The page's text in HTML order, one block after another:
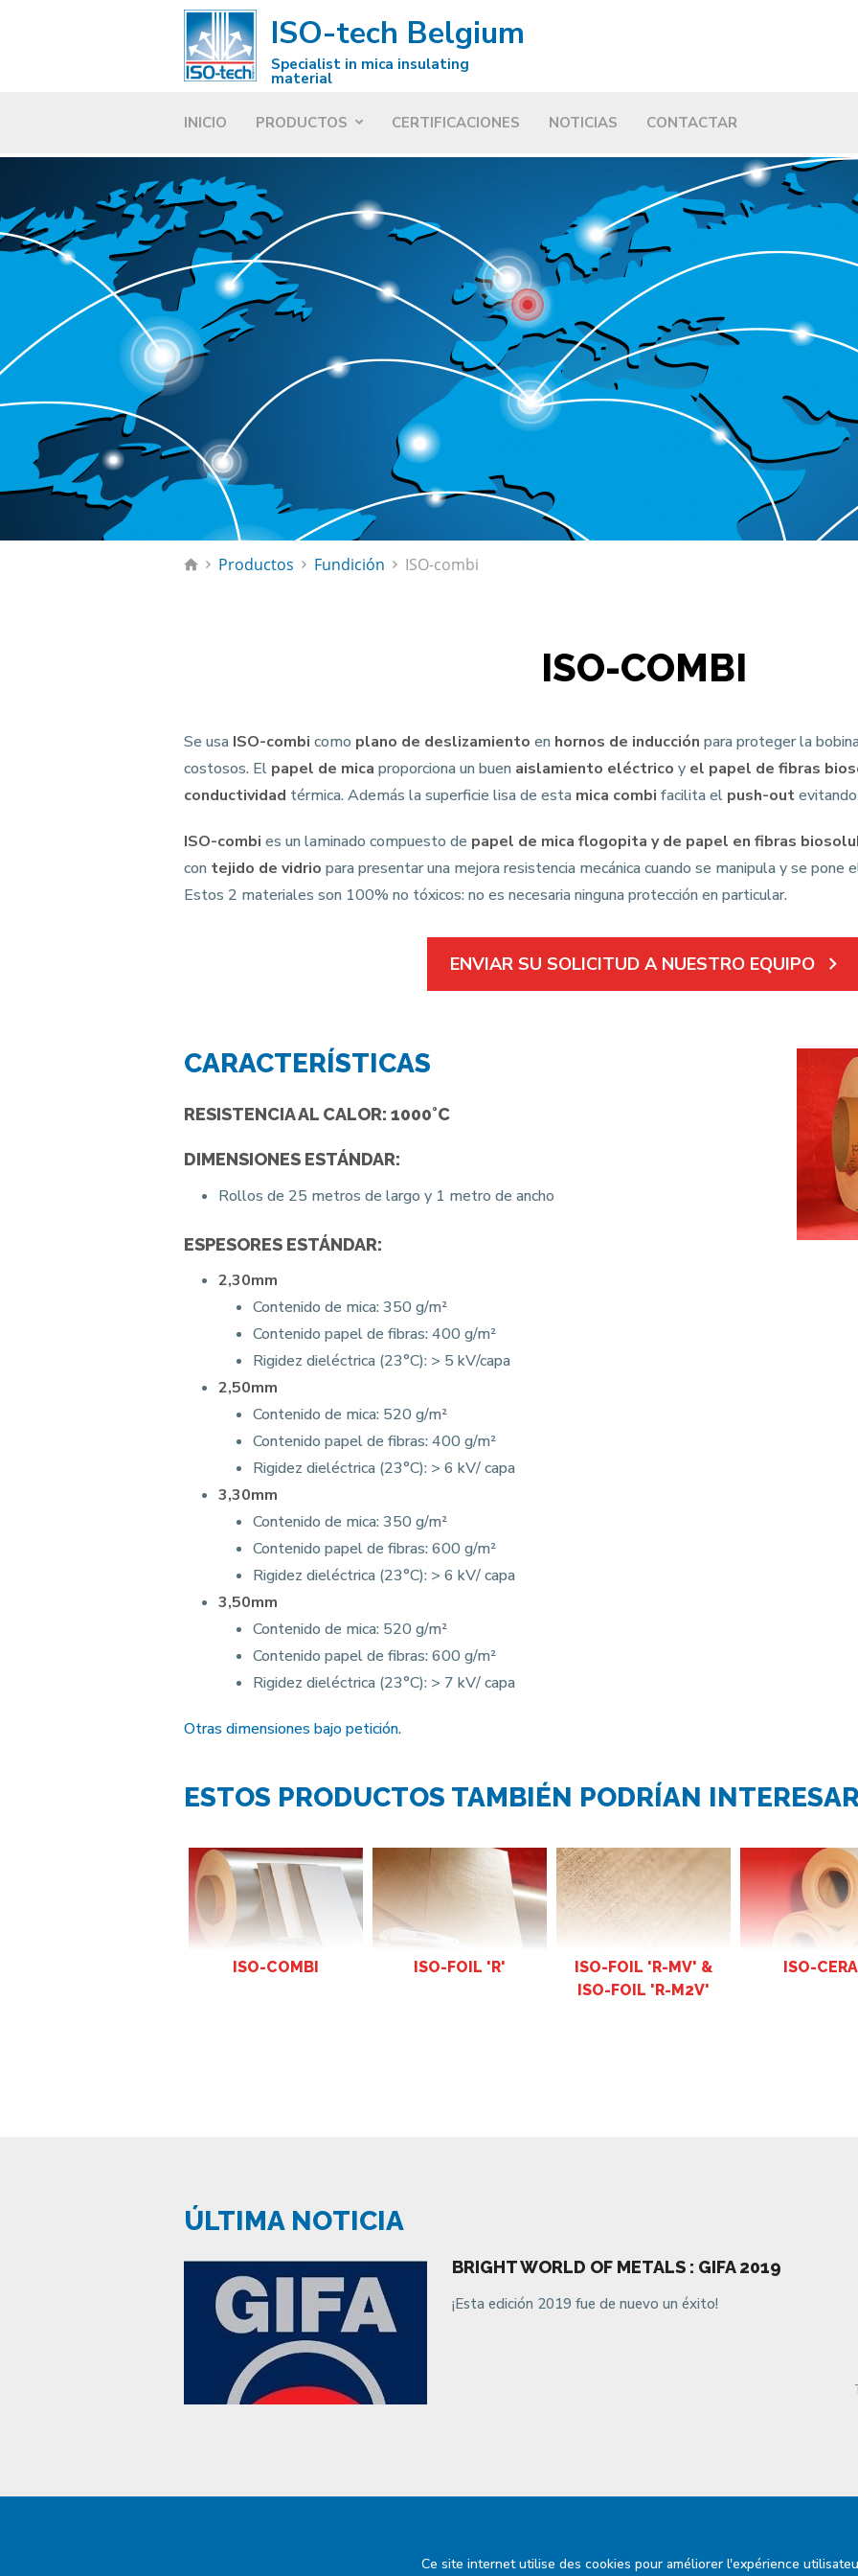
ISO-tech Belgium
Specialist in mica insulating
material
INICIO PRODUCTOS CERTIFICACIONES NOTICIAS CONTACTAR
Productos Fundición ISO-combi
ISO-COMBI
Se usa ISO-combi como plano de deslizamiento en hornos de inducción para proteger la
costosos. El papel de mica proporciona un buen aislamiento eléctrico y el papel de fibras
conductividad térmica. Además la superficie lisa de esta mica combi facilita el push-out
ISO-combi es un laminado compuesto de papel de mica flogopita y de papel en fibras
con tejido de vidrio para presentar una mejora resistencia mecánica cuando se manipula y se
Estos 2 materiales son 100% no tóxicos: no es necesaria ninguna protección en particular.
ENVIAR SU SOLICITUD A NUESTRO EQUIPO
CARACTERÍSTICAS
RESISTENCIA AL CALOR: 1000°C
DIMENSIONES ESTÁNDAR:
Rollos de 25 metros de largo y 1 metro de ancho
ESPESORES ESTÁNDAR:
2,30mm
Contenido de mica: 350 g/m²
Contenido papel de fibras: 400 g/m²
Rigidez dieléctrica (23°C): > 5 kV/capa
2,50mm
Contenido de mica: 520 g/m²
Contenido papel de fibras: 400 g/m²
Rigidez dieléctrica (23°C): > 6 kV/ capa
3,30mm
Contenido de mica: 350 g/m²
Contenido papel de fibras: 600 g/m²
Rigidez dieléctrica (23°C): > 6 kV/ capa
3,50mm
Contenido de mica: 520 g/m²
Contenido papel de fibras: 600 g/m²
Rigidez dieléctrica (23°C): > 7 kV/ capa
Otras dimensiones bajo petición.
ESTOS PRODUCTOS TAMBIÉN PODRÍAN
ISO-COMBI ISO-FOIL 'R'
ISO-FOIL 'R-MV' &
ISO-FOIL 'R-M2V'
ISO-
ÚLTIMA NOTICIA
BRIGHT WORLD OF METALS : GIFA 2019
¡Esta edición 2019 fue de nuevo un éxito!
Ce site internet utilise des cookies pour améliorer l'expérience